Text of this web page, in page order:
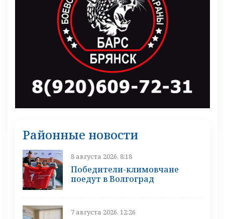
Районные новости
8 августа 2026, 8:18
Победители-климовчане
поедут в Волгоград
7 августа 2026, 12:26